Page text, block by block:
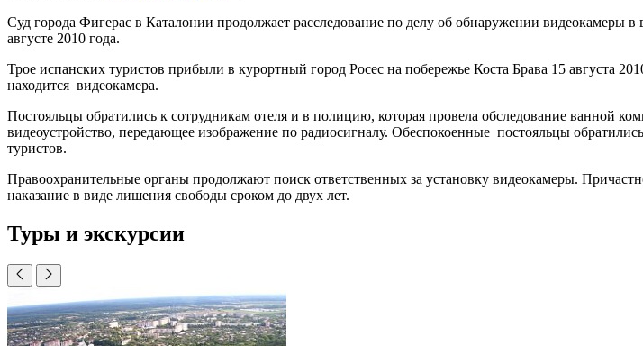
Суд города Фигерас в Каталонии продолжает расследование по делу об обнаружении видеокамеры
августе 2010 года.
Трое испанских туристов прибыли в курортный город Росес на побережье Коста Брава 15 августа
находится видеокамера.
Постояльцы обратились к сотрудникам отеля и в полицию, которая провела обследование ванной
видеоустройство, передающее изображение по радиосигналу. Обеспокоенные постояльцы
туристов.
Правоохранительные органы продолжают поиск ответственных за установку видеокамеры.
наказание в виде лишения свободы сроком до двух лет.
Туры и экскурсии